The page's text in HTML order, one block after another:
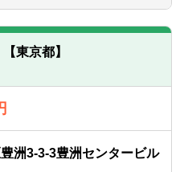
Techのリーディングカンパニ
数1,200法人グループ、契約
手企業グループ3社に1社がお
ービス料をベースに無償バージ
、常に人事業務の最先端を機
フォームを創る圧倒的なノウ
。
：
whisaiyo/works-
験
ステム導入、決算早期化、そ
おける業務改善経験
】
て、積極的且つ柔軟に業務に
ある方
業務、連結決算業務
会議資料の作成
づく経営に資する有益な情報
成、年間スケジュールのとり
をもとに部門運営へのアドバ
部統制（J-sox）対応
東京都】
洲3‐3‐3豊洲センタービル